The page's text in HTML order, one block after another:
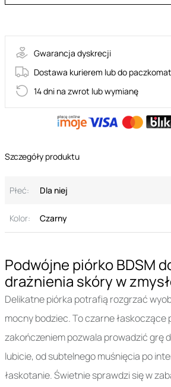
Podwójne piórko BDSM
drażnienia skóry w
Delikatne piórka potrafią rozgrzać
mocny bodziec. To czarne łaskoczące
zakończeniem pozwala prowadzić grę
lubicie, od subtelnego muśnięcia po
łaskotanie. Świetnie sprawdzi się w
Gwarancja dyskrecji
Dostawa kurierem lub do
14 dni na zwrot lub wymianę
Szczegóły produktu
Płeć: Dla niej
Kolor: Czarny